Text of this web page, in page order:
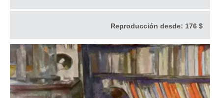
Reproducción desde: 176 $